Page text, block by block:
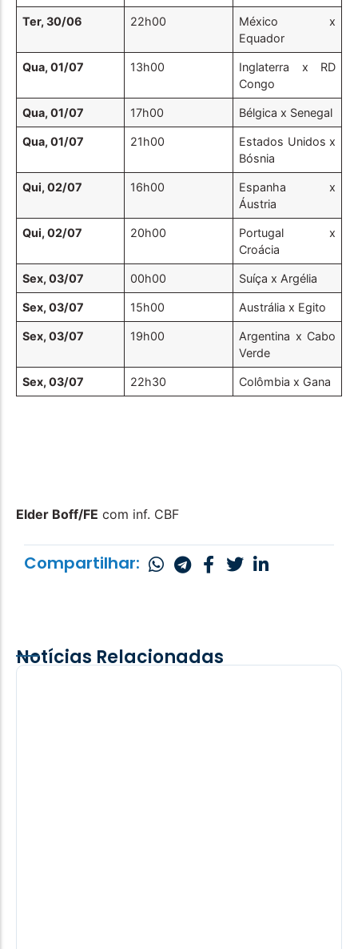
Ter, 30/06 22h00
México x
Equador
Qua, 01/07 13h00
Inglaterra x RD
Congo
Qua, 01/07 17h00 Bélgica x Senegal
Qua, 01/07 21h00
Estados Unidos x
Bósnia
Qui, 02/07 16h00
Espanha x
Áustria
Qui, 02/07 20h00
Portugal x
Croácia
Sex, 03/07 00h00 Suíça x Argélia
Sex, 03/07 15h00 Austrália x Egito
Sex, 03/07 19h00
Argentina x Cabo
Verde
Sex, 03/07 22h30 Colômbia x Gana
Elder Boff/FE com inf. CBF
Compartilhar:
Notícias Relacionadas